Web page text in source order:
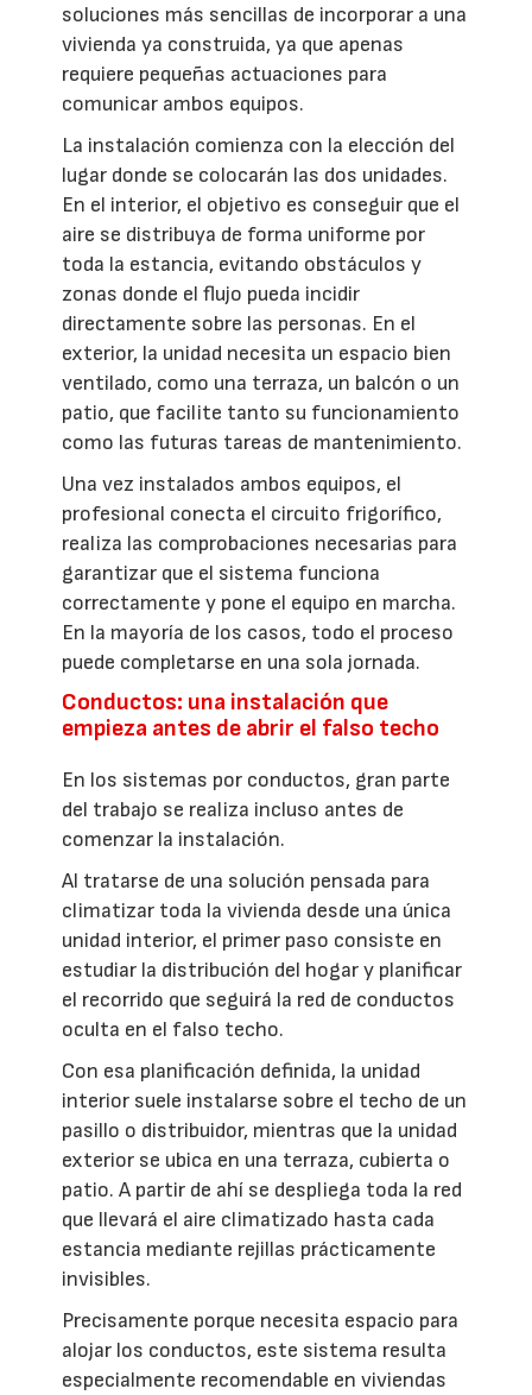
soluciones más sencillas de incorporar a una
vivienda ya construida, ya que apenas
requiere pequeñas actuaciones para
comunicar ambos equipos.
La instalación comienza con la elección del
lugar donde se colocarán las dos unidades.
En el interior, el objetivo es conseguir que el
aire se distribuya de forma uniforme por
toda la estancia, evitando obstáculos y
zonas donde el flujo pueda incidir
directamente sobre las personas. En el
exterior, la unidad necesita un espacio bien
ventilado, como una terraza, un balcón o un
patio, que facilite tanto su funcionamiento
como las futuras tareas de mantenimiento.
Una vez instalados ambos equipos, el
profesional conecta el circuito frigorífico,
realiza las comprobaciones necesarias para
garantizar que el sistema funciona
correctamente y pone el equipo en marcha.
En la mayoría de los casos, todo el proceso
puede completarse en una sola jornada.
Conductos: una instalación que
empieza antes de abrir el falso techo
En los sistemas por conductos, gran parte
del trabajo se realiza incluso antes de
comenzar la instalación.
Al tratarse de una solución pensada para
climatizar toda la vivienda desde una única
unidad interior, el primer paso consiste en
estudiar la distribución del hogar y planificar
el recorrido que seguirá la red de conductos
oculta en el falso techo.
Con esa planificación definida, la unidad
interior suele instalarse sobre el techo de un
pasillo o distribuidor, mientras que la unidad
exterior se ubica en una terraza, cubierta o
patio. A partir de ahí se despliega toda la red
que llevará el aire climatizado hasta cada
estancia mediante rejillas prácticamente
invisibles.
Precisamente porque necesita espacio para
alojar los conductos, este sistema resulta
especialmente recomendable en viviendas